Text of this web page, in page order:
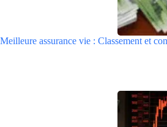
Meilleure assurance vie : Classement et